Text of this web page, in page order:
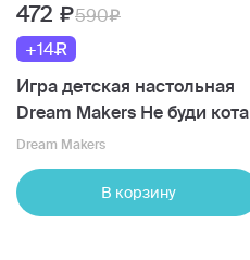
472
590
+14
Игра детская настольная
Dream Makers Не буди кота
Dream Makers
В корзину